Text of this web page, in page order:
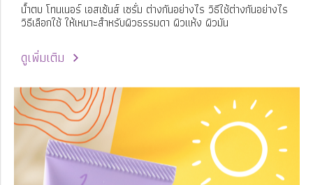
น้ำตบ โทนเนอร์ เอสเซ้นส์ เซรั่ม ต่างกันอย่างไร วิธีใช้ต่างกันอย่างไร
วิธีเลือกใช้ ให้เหมาะสำหรับผิวธรรมดา ผิวแห้ง ผิวมัน
ดูเพิ่มเติม